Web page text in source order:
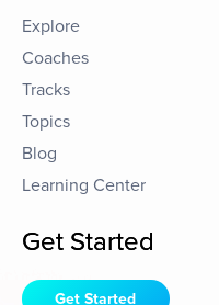
Explore
Coaches
Tracks
Topics
Blog
Learning Center
Get Started
Get Started